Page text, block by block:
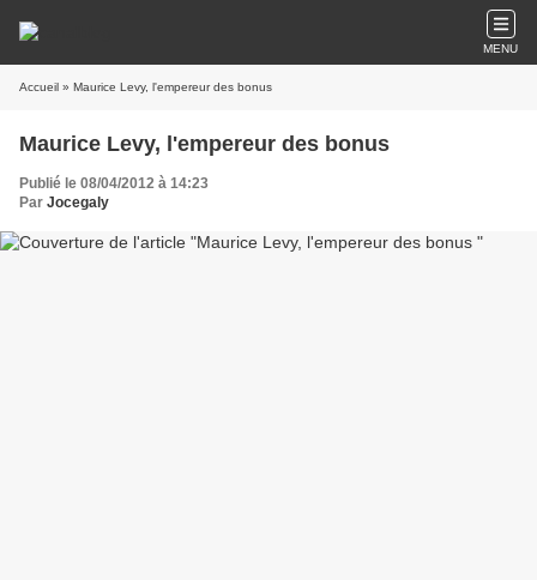
MENU
Accueil » Maurice Levy, l'empereur des bonus
Maurice Levy, l'empereur des bonus
Publié le 08/04/2012 à 14:23
Par Jocegaly